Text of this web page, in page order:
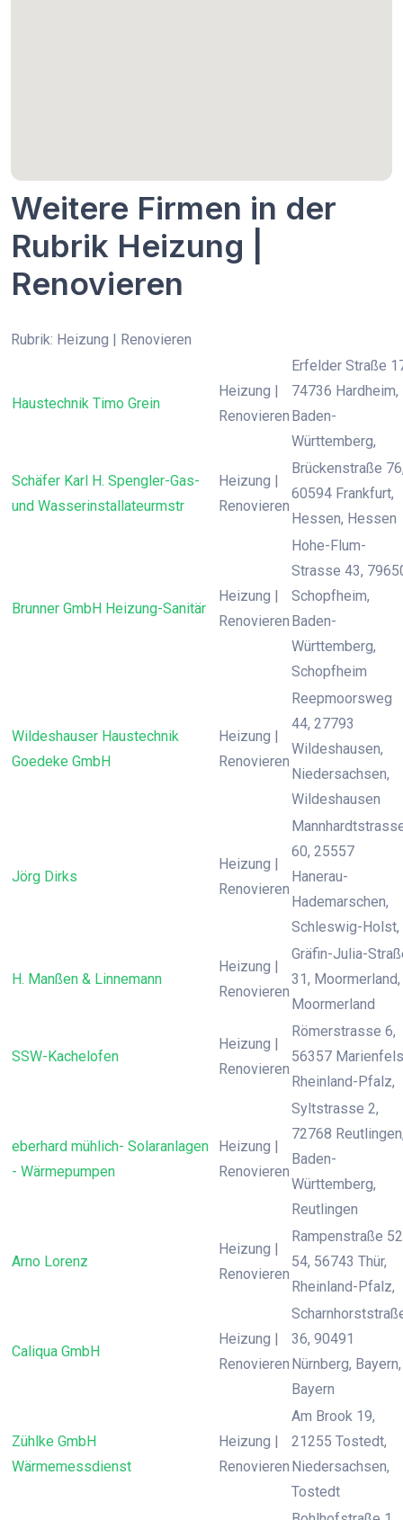
Weitere Firmen in der
Rubrik Heizung |
Renovieren
Rubrik: Heizung | Renovieren
Haustechnik Timo Grein
Heizung |
Renovieren
Erfelder Straße
74736 Hardheim,
Baden-
Württemberg,
Schäfer Karl H. Spengler-Gas-
und Wasserinstallateurmstr
Heizung |
Renovieren
Brückenstraße
60594 Frankfurt,
Hessen, Hessen
Brunner GmbH Heizung-Sanitär
Heizung |
Renovieren
Hohe-Flum-
Strasse 43,
Schopfheim,
Baden-
Württemberg,
Schopfheim
Wildeshauser Haustechnik
Goedeke GmbH
Heizung |
Renovieren
Reepmoorsweg
44, 27793
Wildeshausen,
Niedersachsen,
Wildeshausen
Jörg Dirks
Heizung |
Renovieren
60, 25557
Hanerau-
Hademarschen,
Schleswig-Holst,
H. Manßen & Linnemann
Heizung |
Renovieren
Gräfin-Julia-
31, Moormerland,
Moormerland
SSW-Kachelofen
Heizung |
Renovieren
Römerstrasse 6,
56357
Rheinland-Pfalz,
eberhard mühlich- Solaranlagen
- Wärmepumpen
Heizung |
Renovieren
Syltstrasse 2,
72768
Baden-
Württemberg,
Reutlingen
Arno Lorenz
Heizung |
Renovieren
Rampenstraße
54, 56743 Thür,
Rheinland-Pfalz,
Caliqua GmbH
Heizung |
Renovieren
36, 90491
Nürnberg, Bayern,
Bayern
Zühlke GmbH
Wärmemessdienst
Heizung |
Renovieren
Am Brook 19,
21255 Tostedt,
Niedersachsen,
Tostedt